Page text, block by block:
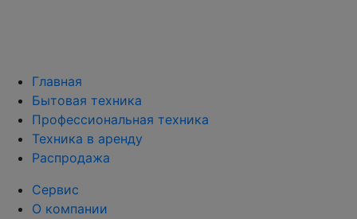
Главная
Бытовая техника
Профессиональная техника
Техника в аренду
Распродажа
Сервис
О компании